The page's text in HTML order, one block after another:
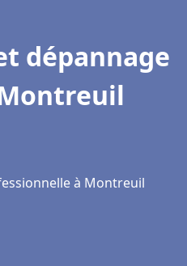
dépannage
à Montreuil